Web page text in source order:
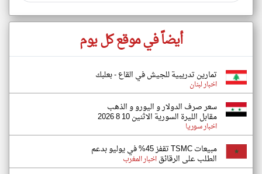
أيضاً في موقع كل يوم
تمارين تدريبية للجيش في القاع - بعلبك
اخبار لبنان
سعر صرف الدولار و اليورو و الذهب
مقابل الليرة السورية الاثنين 10 8 2026
اخبار سوريا
مبيعات TSMC تقفز 45% في يوليو بدعم
الطلب على الرقائقاخبار المغرب